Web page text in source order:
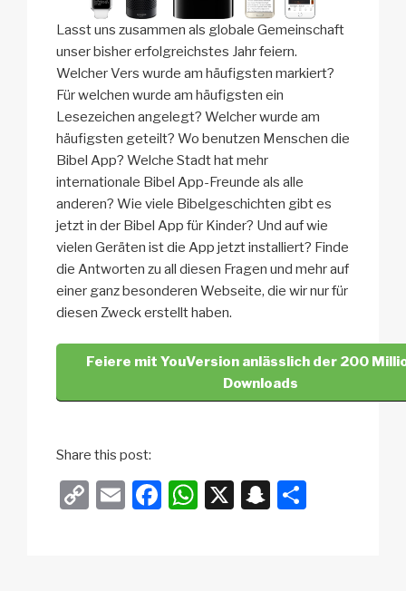
Lasst uns zusammen als globale Gemeinschaft
unser bisher erfolgreichstes Jahr feiern.
Welcher Vers wurde am häufigsten markiert?
Für welchen wurde am häufigsten ein
Lesezeichen angelegt? Welcher wurde am
häufigsten geteilt? Wo benutzen Menschen die
Bibel App? Welche Stadt hat mehr
internationale Bibel App-Freunde als alle
anderen? Wie viele Bibelgeschichten gibt es
jetzt in der Bibel App für Kinder? Und auf wie
vielen Geräten ist die App jetzt installiert? Finde
die Antworten zu all diesen Fragen und mehr auf
einer ganz besonderen Webseite, die wir nur für
diesen Zweck erstellt haben.
Feiere mit YouVersion anlässlich der 200
Downloads
Share this post:
C
E
F
W X
S